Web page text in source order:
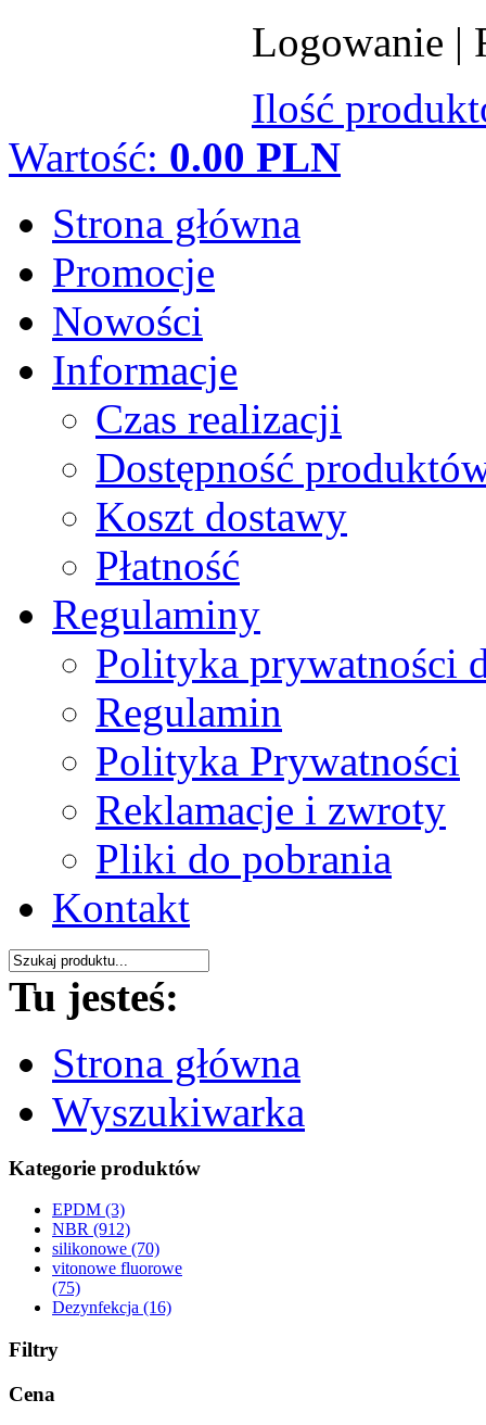
Logowanie |
Ilość
Wartość: 0.00 PLN
Strona główna
Promocje
Nowości
Informacje
Czas realizacji
Dostępność
Koszt dostawy
Płatność
Regulaminy
Polityka prywatności
Regulamin
Polityka Prywatności
Reklamacje i zwroty
Pliki do pobrania
Kontakt
Tu jesteś:
Strona główna
Wyszukiwarka
Kategorie produktów
EPDM (3)
NBR (912)
silikonowe (70)
vitonowe fluorowe
(75)
Dezynfekcja (16)
Filtry
Cena